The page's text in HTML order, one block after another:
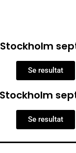
Stockholm
Se resultat
Stockholm
Se resultat